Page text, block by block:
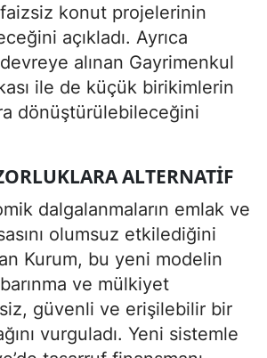
konut projelerinin
açıkladı. Ayrıca
alınan Gayrimenkul
ile de küçük birikimlerin
dönüştürülebileceğini
ALTERNATIF
dalgalanmaların emlak ve
olumsuz etkilediğini
Kurum, bu yeni modelin
ve mülkiyet
güvenli ve erişilebilir bir
vurguladı. Yeni sistemle